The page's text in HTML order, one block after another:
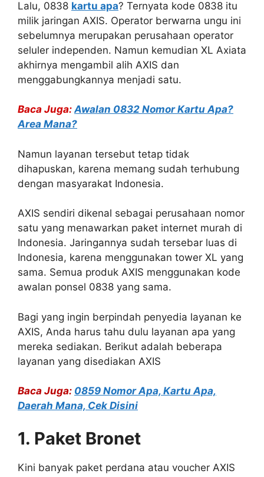
Lalu, 0838 kartu apa? Ternyata kode 0838 itu
milik jaringan AXIS. Operator berwarna ungu ini
sebelumnya merupakan perusahaan operator
seluler independen. Namun kemudian XL Axiata
akhirnya mengambil alih AXIS dan
menggabungkannya menjadi satu.
Baca Juga: Awalan 0832 Nomor Kartu Apa?
Area Mana?
Namun layanan tersebut tetap tidak
dihapuskan, karena memang sudah terhubung
dengan masyarakat Indonesia.
AXIS sendiri dikenal sebagai perusahaan nomor
satu yang menawarkan paket internet murah di
Indonesia. Jaringannya sudah tersebar luas di
Indonesia, karena menggunakan tower XL yang
sama. Semua produk AXIS menggunakan kode
awalan ponsel 0838 yang sama.
Bagi yang ingin berpindah penyedia layanan ke
AXIS, Anda harus tahu dulu layanan apa yang
mereka sediakan. Berikut adalah beberapa
layanan yang disediakan AXIS
Baca Juga: 0859 Nomor Apa, Kartu Apa,
Daerah Mana, Cek Disini
1. Paket Bronet
Kini banyak paket perdana atau voucher AXIS